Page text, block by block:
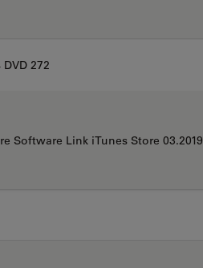
DVD 272
Software Link iTunes Store 03.2019